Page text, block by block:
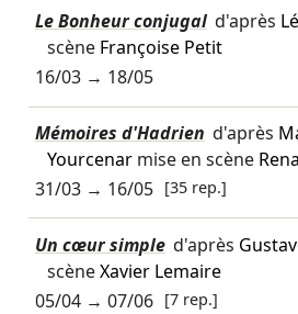
Le Bonheur conjugal d'après
scène Françoise Petit
16/03→ 18/05
Mémoires d'Hadrien d'après
Yourcenarmise en scène
31/03→ 16/05 [35 rep.]
Un cœur simple d'après
scèneXavier Lemaire
05/04→ 07/06 [7 rep.]